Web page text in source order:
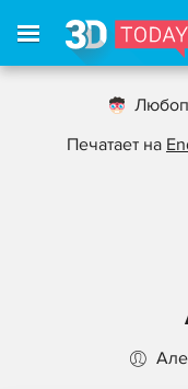
Печатает на